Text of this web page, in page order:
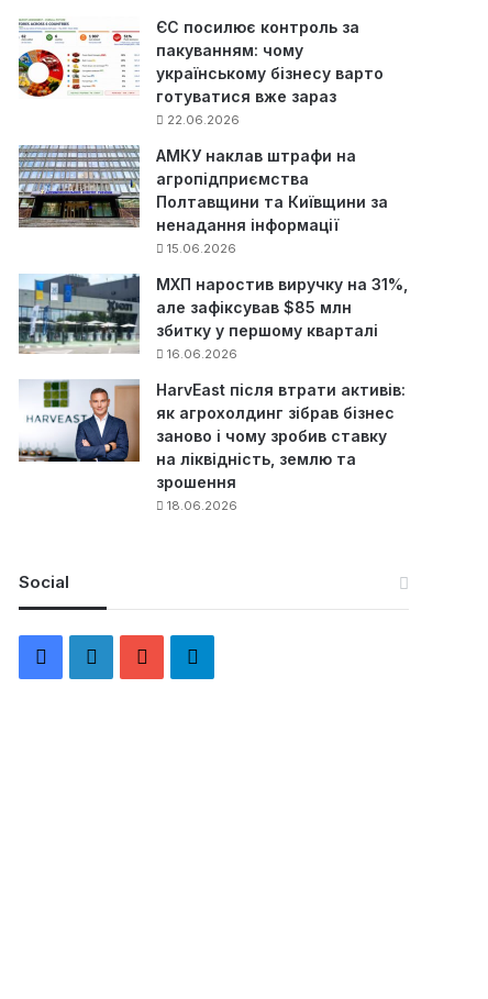
ЄС посилює контроль за
пакуванням: чому
українському бізнесу варто
готуватися вже зараз
22.06.2026
АМКУ наклав штрафи на
агропідприємства
Полтавщини та Київщини за
ненадання інформації
15.06.2026
МХП наростив виручку на 31%,
але зафіксував $85 млн
збитку у першому кварталі
16.06.2026
HarvEast після втрати активів:
як агрохолдинг зібрав бізнес
заново і чому зробив ставку
на ліквідність, землю та
зрошення
18.06.2026
Social